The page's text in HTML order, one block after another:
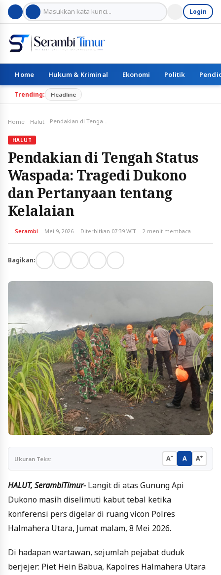
Login
Home Hukum & Kriminal Ekonomi Politik
Trending: Headline
Home Halut Pendakian di Tengah Status Waspada: Tragedi Dukono dan Pertanyaan tentang Kelalaian
HALUT
Pendakian di Tengah Status
Waspada: Tragedi Dukono
dan Pertanyaan tentang
Kelalaian
Serambi Mei 9, 2026 Diterbitkan 07:39 WIT 2 menit membaca
Bagikan:
Ukuran Teks: A− A A+
HALUT, SerambiTimur- Langit di atas Gunung Api
Dukono masih diselimuti kabut tebal ketika
konferensi pers digelar di ruang vicon Polres
Halmahera Utara, Jumat malam, 8 Mei 2026.
Di hadapan wartawan, sejumlah pejabat duduk
berjejer: Piet Hein Babua, Kapolres Halmahera Utara